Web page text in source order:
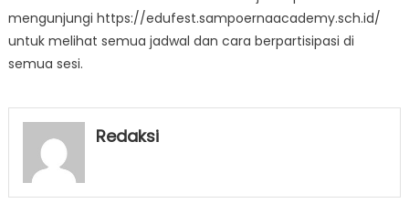
mengunjungi https://edufest.sampoernaacademy.sch.id/
untuk melihat semua jadwal dan cara berpartisipasi di
semua sesi.
Redaksi